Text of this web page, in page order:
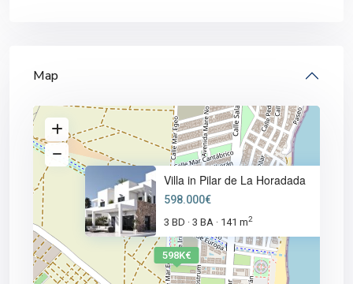
Map
598K€
Villa in Pilar de La Horadada
598.000€
3 BD · 3 BA · 141 m2